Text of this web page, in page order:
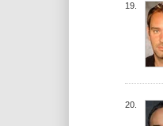
19.
20.